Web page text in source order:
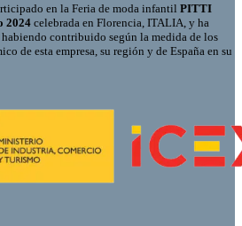
en la Feria de moda infantil PITTI
2024 celebrada en Florencia, ITALIA, y ha
contribuido según la medida de los
de esta empresa, su región y de España en su